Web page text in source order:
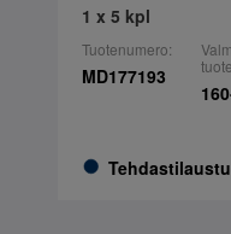
1 x 5 kpl
Tuotenumero:
MD177193